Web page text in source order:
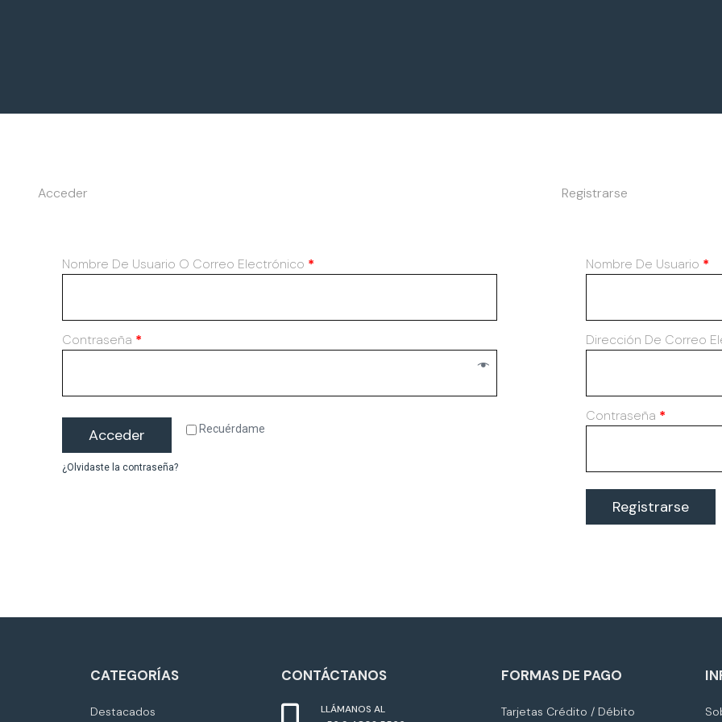
Acceder
Nombre De Usuario O Correo Electrónico *
Contraseña *
Recuérdame
Acceder
¿Olvidaste la contraseña?
Registrarse
Nombre De Usuario *
Dirección De Correo
Contraseña *
Registrarse
CATEGORÍAS
Destacados
CONTÁCTANOS
LLÁMANOS AL
FORMAS DE PAGO
Tarjetas Crédito / Débito